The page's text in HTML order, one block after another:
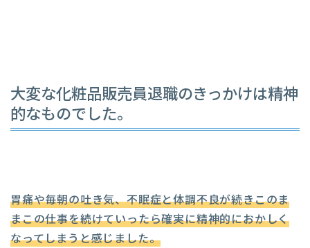
大変な化粧品販売員退職のきっかけは精神
的なものでした。
胃痛や毎朝の吐き気、不眠症と体調不良が続きこのま
まこの仕事を続けていったら確実に精神的におかしく
なってしまうと感じました。